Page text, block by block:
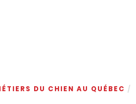
DU CHIEN AU QUÉBEC